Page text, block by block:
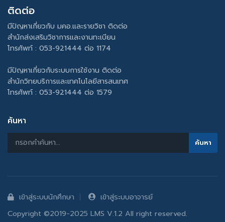
ติดต่อ
มีปัญหาเกี่ยวกับ มคอ.และรายวิชา ติดต่อ
สำนักส่งเสริมวิชาการและงานทะเบียน
โทรศัพท์ : 053-921444 ต่อ 1174
มีปัญหาเกี่ยวกับระบบการใช้งาน ติดต่อ
สำนักวิทยบริการและเทคโนโลยีสารสนเทศ
โทรศัพท์ : 053-921444 ต่อ 1579
ค้นหา
เข้าสู่ระบบนักศึกษา
เข้าสู่ระบบอาจารย์
Copyright ©2019-2025 LMS V.1.2 All right reserved.